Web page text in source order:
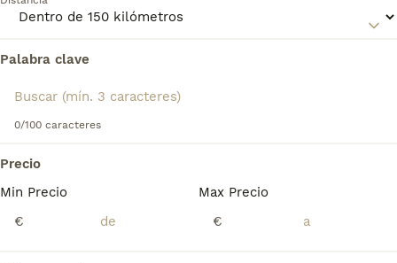
Palabra clave
0/100 caracteres
Precio
Min Precio
€
Max Precio
€
Encontramos 0 Tchuvatch Eslovaco Perros en
Si deseas exactamente esta búsqueda guarda tu
búsqueda y espera el resultado perfecto:
Preguntas frecuentes